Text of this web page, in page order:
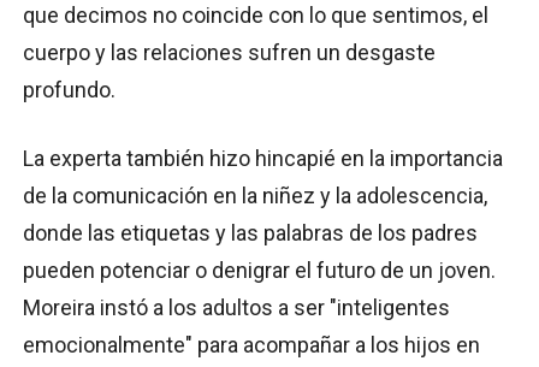
que decimos no coincide con lo que sentimos, el
cuerpo y las relaciones sufren un desgaste
profundo.
La experta también hizo hincapié en la importancia
de la comunicación en la niñez y la adolescencia,
donde las etiquetas y las palabras de los padres
pueden potenciar o denigrar el futuro de un joven.
Moreira instó a los adultos a ser "inteligentes
emocionalmente" para acompañar a los hijos en